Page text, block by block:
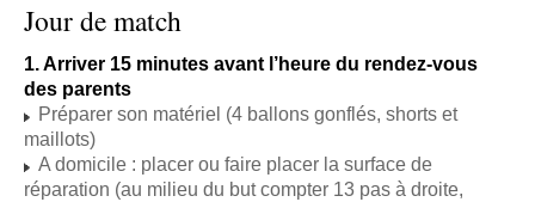
Jour de match
1. Arriver 15 minutes avant l’heure du rendez-vous
des parents
Préparer son matériel (4 ballons gonflés, shorts et
maillots)
A domicile : placer ou faire placer la surface de
réparation (au milieu du but compter 13 pas à droite,